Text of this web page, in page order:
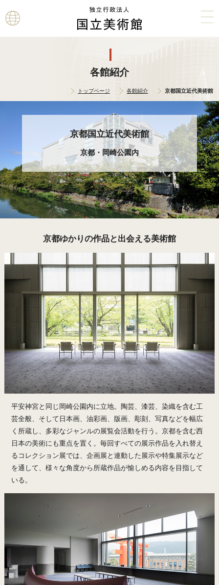
本文へ
各館紹介
トップページ 各館紹介 京都国立近代美術館
京都国立近代美術館
京都・岡崎公園内
京都ゆかりの作品と出会える美術館
平安神宮と同じ岡崎公園内に立地。陶芸、漆芸、染織を含む工
芸全般、そして日本画、油彩画、版画、彫刻、写真などを幅広
く所蔵し、多彩なジャンルの展覧会活動を行う。京都を含む西
日本の美術にも重点を置く。毎回すべての展示作品を入れ替え
るコレクション展では、企画展と連動した展示や特集展示など
を通して、様々な角度から所蔵作品が愉しめる内容を目指して
いる。